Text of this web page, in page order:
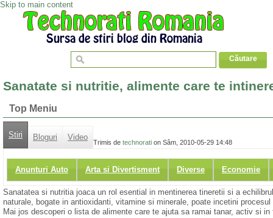
Skip to main content
Sanatate si nutritie, alimente care te
Top Meniu
Stiri Bloguri Video
Anunturi Auto Arta si Divertisment Diverse Economie
Trimis de technorati on Sâm, 2010-05-29 14:48
Sanatatea si nutritia joaca un rol esential in mentinerea tineretii si a
naturale, bogate in antioxidanti, vitamine si minerale, poate incetini
Mai jos descoperi o lista de alimente care te ajuta sa ramai tanar, activ si